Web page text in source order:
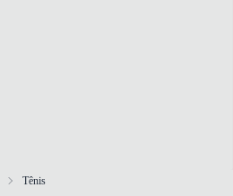
Tênis